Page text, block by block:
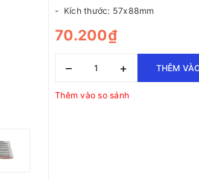
- Kích thước: 57x88mm
70.200₫
– + THÊM
Thêm vào so sánh